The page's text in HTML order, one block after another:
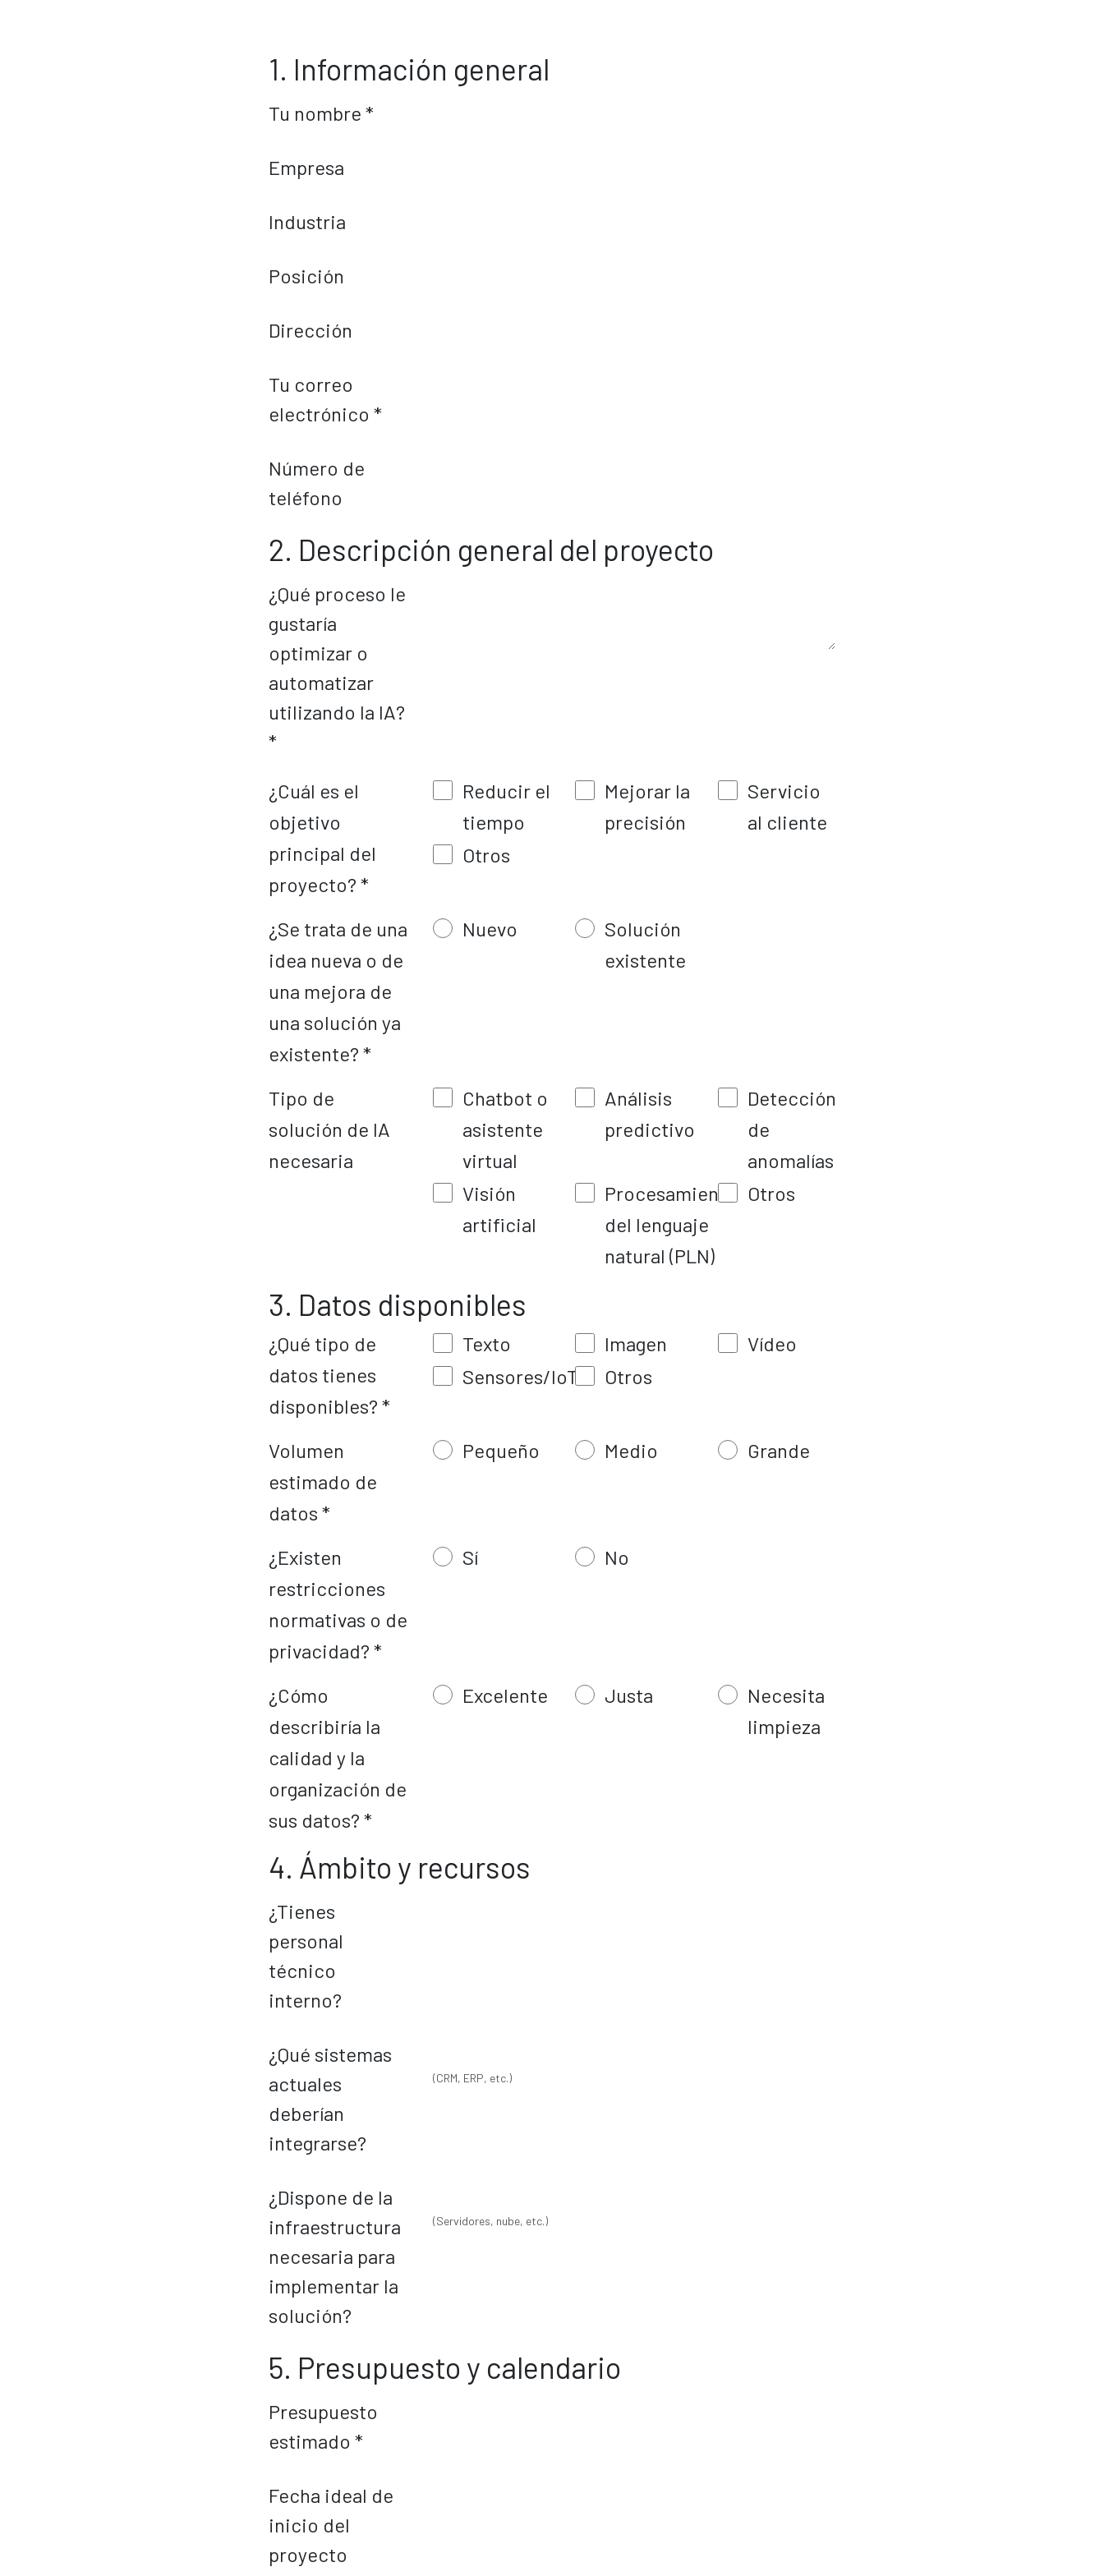
1. Información general
Tu nombre *
Empresa
Industria
Posición
Dirección
Tu correo
electrónico *
Número de
teléfono
2. Descripción general del proyecto
¿Qué proceso le
gustaría
optimizar o
automatizar
utilizando la IA?
*
¿Cuál es el
objetivo
principal del
proyecto? *
Reducir el
tiempo
Mejorar la
precisión
Servicio
al cliente
Otros
¿Se trata de una
idea nueva o de
una mejora de
una solución ya
existente? *
Nuevo
Solución
existente
Tipo de
solución de IA
necesaria
Chatbot o
asistente
virtual
Análisis
predictivo
Detección
de
anomalías
Visión
artificial
Procesamiento
del lenguaje
natural (PLN)
Otros
3. Datos disponibles
¿Qué tipo de
datos tienes
disponibles? *
Texto Imagen
Vídeo
Sensores/IoT
Otros
Volumen
estimado de
datos *
Pequeño Medio Grande
¿Existen
restricciones
normativas o de
privacidad? *
Sí No
¿Cómo
describiría la
calidad y la
organización de
sus datos? *
Excelente Justa
Necesita
limpieza
4. Ámbito y recursos
¿Tienes
personal
técnico
interno?
¿Qué sistemas
actuales
deberían
integrarse?
(CRM, ERP, etc.)
¿Dispone de la
infraestructura
necesaria para
implementar la
solución?
(Servidores, nube, etc.)
5. Presupuesto y calendario
Presupuesto
estimado *
Fecha ideal de
inicio del
proyecto